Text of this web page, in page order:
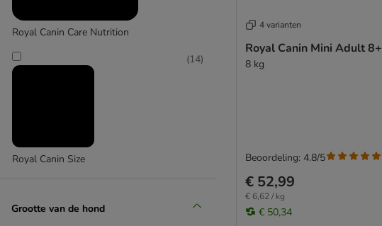
Size - X-Small
Royal Canin Care Nutrition
Royal Canin Size
(14)
Grootte van de hond
4 varianten
Royal Canin Mini Adult 8+
8 kg
€ 52,99
€ 6,62 / kg
€ 50,34
Beoordeling: 4.8/5